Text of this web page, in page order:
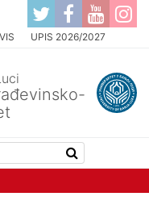
UPIS 2026/2027